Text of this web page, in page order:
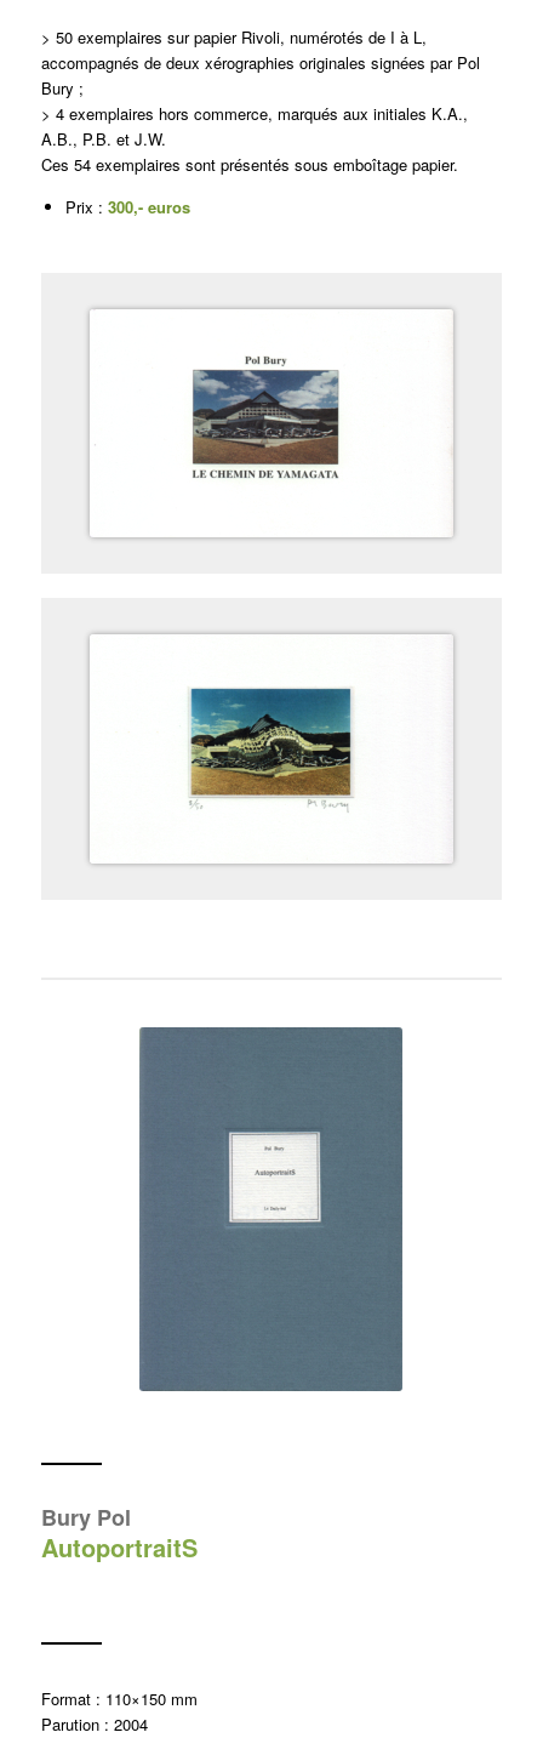
> 50 exemplaires sur papier Rivoli, numérotés de I à L,
accompagnés de deux xérographies originales signées par Pol
Bury ;
> 4 exemplaires hors commerce, marqués aux initiales K.A.,
A.B., P.B. et J.W.
Ces 54 exemplaires sont présentés sous emboîtage papier.
Prix : 300,- euros
Bury Pol
AutoportraitS
Format : 110×150 mm
Parution : 2004